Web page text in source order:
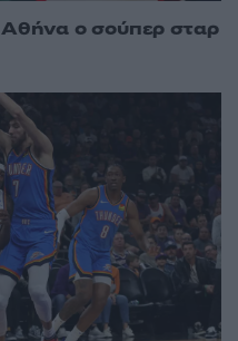
ο σούπερ σταρ